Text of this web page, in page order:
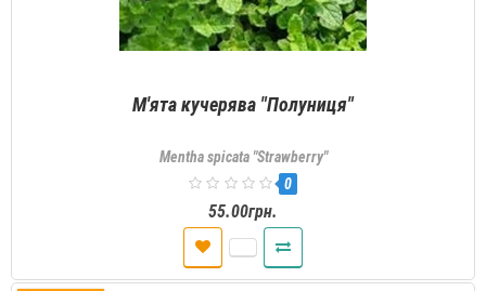
М'ята кучерява "Полуниця"
Mentha spicata "Strawberry"
0
55.00грн.